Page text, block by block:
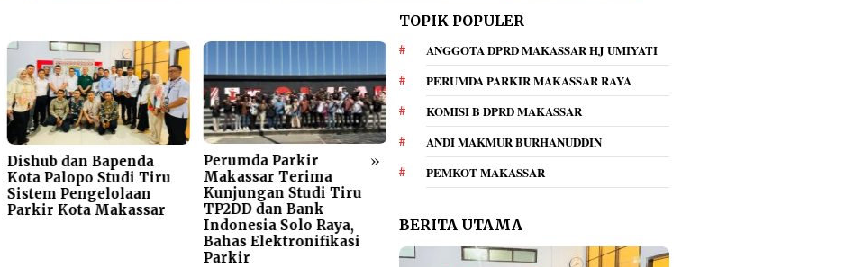
»
Dishub dan Bapenda
Kota Palopo Studi Tiru
Sistem Pengelolaan
Parkir Kota Makassar
Perumda Parkir
Makassar Terima
Kunjungan Studi Tiru
TP2DD dan Bank
Indonesia Solo Raya,
Bahas Elektronifikasi
Parkir
Gerakan Pilah Sampah
Menggema di Perumda
Parkir Makassar Raya,
Elemen Bergerak
Tegas!! Dirum Perumda
Keras Jukir Viral di
TOPIK POPULER
ANGGOTA DPRD MAKASSAR HJ UMIYATI
PERUMDA PARKIR MAKASSAR RAYA
KOMISI B DPRD MAKASSAR
ANDI MAKMUR BURHANUDDIN
PEMKOT MAKASSAR
BERITA UTAMA